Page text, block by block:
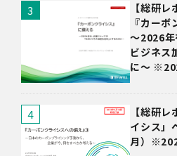
【総研
『カー
～2026年
ビジネス
に～
【総研
イシス」
月）